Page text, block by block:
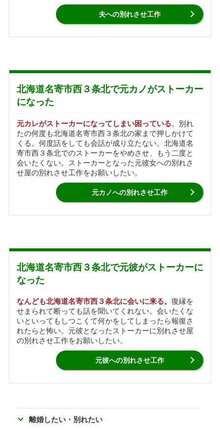
夫への別れさせ工作
北海道名寄市西３条北で元カノがストーカー
になった
元カレがストーカーになってしまい困っている。別れ
たの何度も北海道名寄市西３条北の家まで押しかけて
くる。何度話をしても会話が成り立たない。北海道名
寄市西３条北でのストーカーをやめさせ、もう二度と
会いたくない。ストーカーとなった元彼女への別れさ
せ屋の別れさせ工作をお願いしたい。
元カノへの別れさせ工作
北海道名寄市西３条北で元彼がストーカーに
なった
なんども北海道名寄市西３条北に会いに来る。 復縁を
せまられて断っても話を聞いてくれない。会いたくな
いといってもしつこくて何かをしてしまったら報復さ
れたらと怖い。元彼となったストーカーに別れさせ屋
の別れさせ工作をお願いしたい。
元彼への別れさせ工作
離婚したい・別れたい